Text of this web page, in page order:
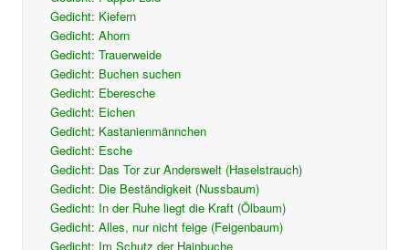
Gedicht: Kiefern
Gedicht: Ahorn
Gedicht: Trauerweide
Gedicht: Buchen suchen
Gedicht: Eberesche
Gedicht: Eichen
Gedicht: Kastanienmännchen
Gedicht: Esche
Gedicht: Das Tor zur Anderswelt (Haselstrauch)
Gedicht: Die Beständigkeit (Nussbaum)
Gedicht: In der Ruhe liegt die Kraft (Ölbaum)
Gedicht: Alles, nur nicht feige (Feigenbaum)
Gedicht: Im Schutz der Hainbuche